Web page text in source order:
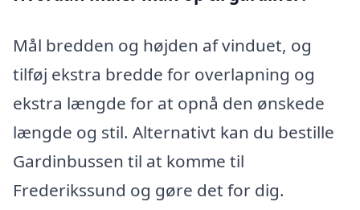
Mål bredden og højden af vinduet, og
tilføj ekstra bredde for overlapning og
ekstra længde for at opnå den ønskede
længde og stil. Alternativt kan du bestille
Gardinbussen til at komme til
Frederikssund og gøre det for dig.